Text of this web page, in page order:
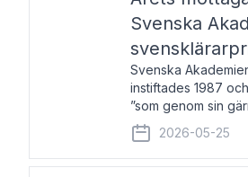
Svenska
Svenska
instiftades 1987
”som genom sin
intresset hos unga
svenska språket
Prisutdelning och
2026-05-25